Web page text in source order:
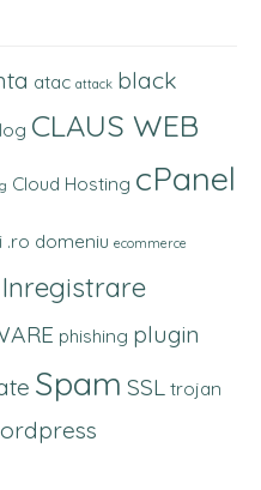
atac attack black
CLAUS WEB
Cloud Hosting cPanel
.ro domeniu ecommerce
Inregistrare
phishing plugin
Spam SSL trojan